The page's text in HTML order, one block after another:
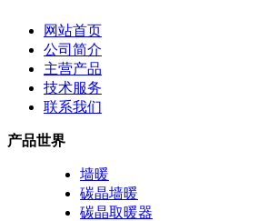
网站首页
公司简介
主营产品
技术服务
联系我们
产品世界
墙暖
碳晶墙暖
碳晶取暖器